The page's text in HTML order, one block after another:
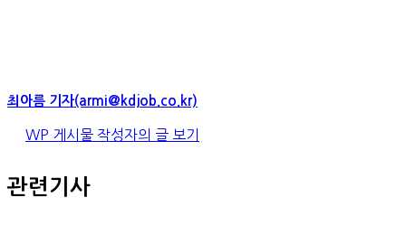
최아름 기자(armi@kdjob.co.kr)
WP 게시물 작성자의 글 보기
관련기사